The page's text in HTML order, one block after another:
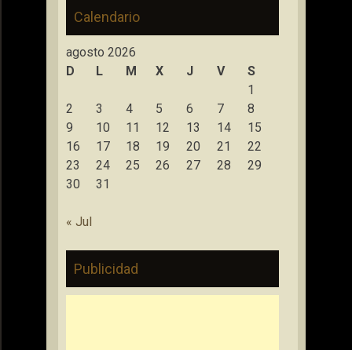
Calendario
agosto 2026
D
L M X J V
S
1
2
3 4 5 6 7
8
9
10 11 12 13 14
15
16
17 18 19 20 21
22
23
24 25 26 27 28
29
30
31
« Jul
Publicidad